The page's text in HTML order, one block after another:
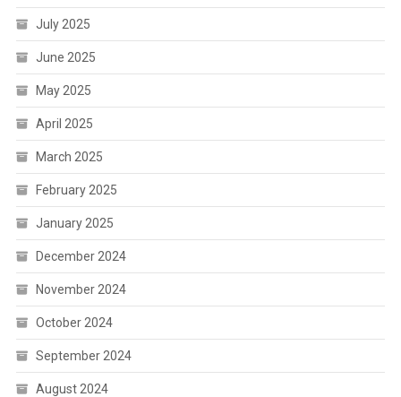
July 2025
June 2025
May 2025
April 2025
March 2025
February 2025
January 2025
December 2024
November 2024
October 2024
September 2024
August 2024